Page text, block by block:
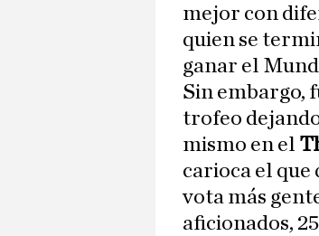
mejor con
quien se
ganar el
Sin embargo,
trofeo
mismo en el
carioca el que
vota más
aficionados,